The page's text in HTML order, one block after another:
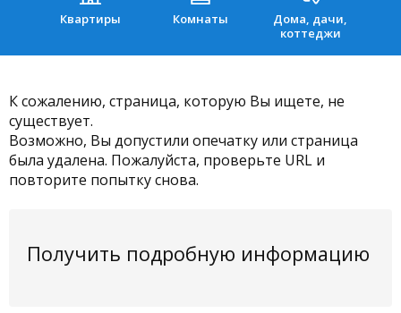
Квартиры Комнаты
Дома, дачи,
коттеджи
К сожалению, страница, которую Вы ищете, не
существует.
Возможно, Вы допустили опечатку или страница
была удалена. Пожалуйста, проверьте URL и
повторите попытку снова.
Получить подробную информацию